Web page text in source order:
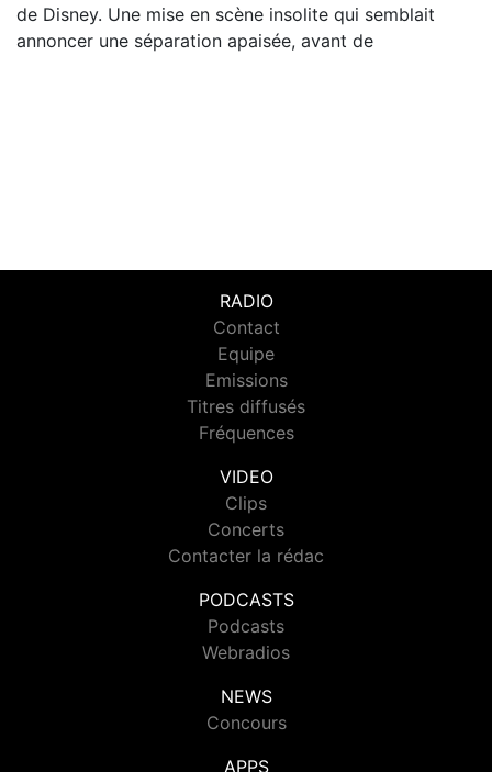
de Disney. Une mise en scène insolite qui semblait
annoncer une séparation apaisée, avant de
RADIO
Contact
Equipe
Emissions
Titres diffusés
Fréquences
VIDEO
Clips
Concerts
Contacter la rédac
PODCASTS
Podcasts
Webradios
NEWS
Concours
APPS